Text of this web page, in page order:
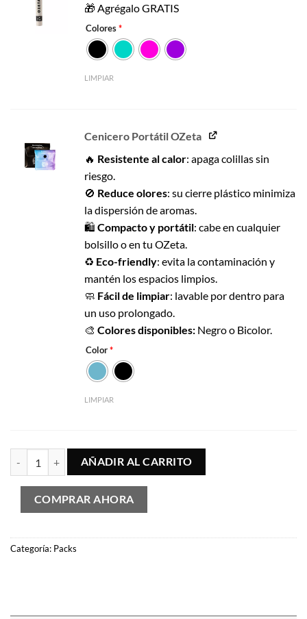
🎁 Agrégalo GRATIS
Colores*
LIMPIAR
Cenicero Portátil OZeta
🔥 Resistente al calor: apaga colillas sin
riesgo.
🚫 Reduce olores: su cierre plástico minimiza
la dispersión de aromas.
🛍️ Compacto y portátil: cabe en cualquier
bolsillo o en tu OZeta.
♻️ Eco-friendly: evita la contaminación y
mantén los espacios limpios.
🧼 Fácil de limpiar: lavable por dentro para
un uso prolongado.
🎨 Colores disponibles: Negro o Bicolor.
Color*
LIMPIAR
Pack Modo Efímero cantidadAÑADIR AL CARRITO
COMPRAR AHORA
Categoría: Packs